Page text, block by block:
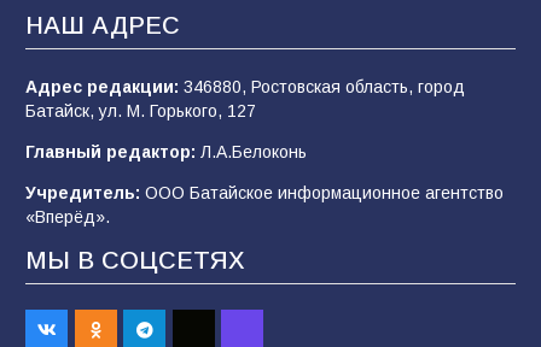
В Батайске продолжаются дорожные работы
101 04.08.2026
после выборов: в Госдуме дали ответ
98 06.08.2026
«Пургу нести — не поля переходить»: почему
заявления о мобилизации — это
пропагандистский вброс
НАШ АДРЕС
Адрес редакции: 346880, Ростовская область, город
Батайск, ул. М. Горького, 127
Главный редактор: Л.А.Белоконь
Учредитель: ООО Батайское информационное агентство
«Вперёд».
МЫ В СОЦСЕТЯХ